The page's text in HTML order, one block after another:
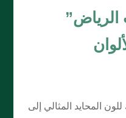
الرياض”
المحايد المثالي إلى